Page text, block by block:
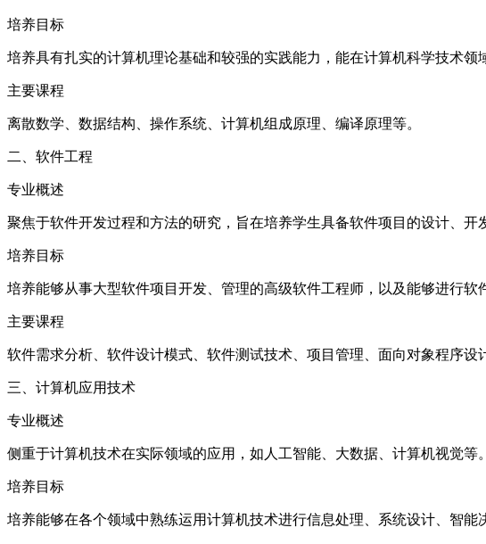
培养目标
培养具有扎实的计算机理论基础和较强的实践能力，能在计算机科学技术领
主要课程
离散数学、数据结构、操作系统、计算机组成原理、编译原理等。
二、软件工程
专业概述
聚焦于软件开发过程和方法的研究，旨在培养学生具备软件项目的设计、
培养目标
培养能够从事大型软件项目开发、管理的高级软件工程师，以及能够进行软
主要课程
软件需求分析、软件设计模式、软件测试技术、项目管理、面向对象程序设
三、计算机应用技术
专业概述
侧重于计算机技术在实际领域的应用，如人工智能、大数据、计算机视觉
培养目标
培养能够在各个领域中熟练运用计算机技术进行信息处理、系统设计、智能